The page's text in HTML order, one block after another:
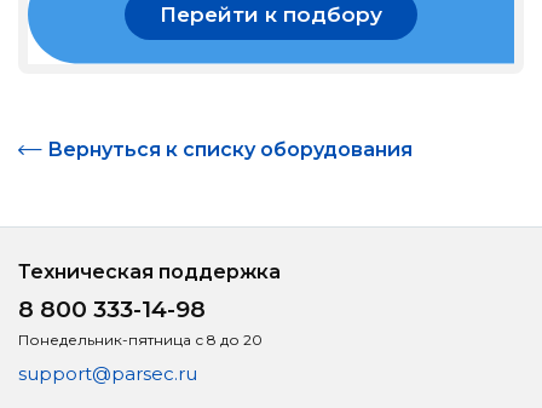
Перейти к подбору
Вернуться к списку оборудования
Техническая поддержка
8 800 333-14-98
Понедельник-пятница с 8 до 20
support@parsec.ru